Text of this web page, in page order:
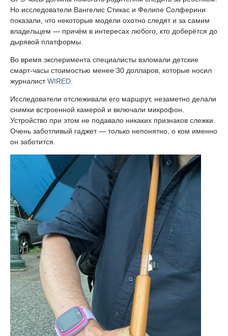
Но исследователи Вангелис Стикас и Фелипе Солферини
показали, что некоторые модели охотно следят и за самим
владельцем — причём в интересах любого, кто доберётся до
дырявой платформы.
Во время эксперимента специалисты взломали детские
смарт-часы стоимостью менее 30 долларов, которые носил
журналистWIRED
Исследователи отслеживали его маршрут, незаметно делали
снимки встроенной камерой и включали микрофон.
Устройство при этом не подавало никаких признаков слежки.
Очень заботливый гаджет — только непонятно, о ком именно
он заботится.